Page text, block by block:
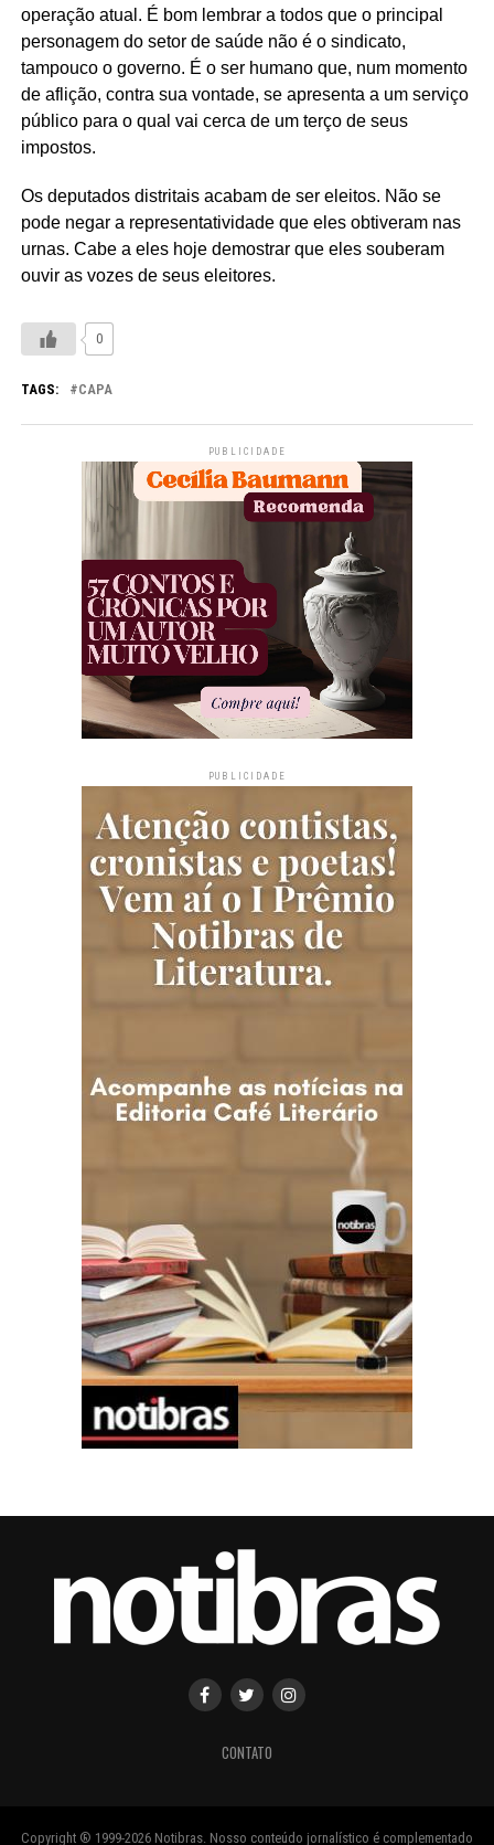
operação atual. É bom lembrar a todos que o principal
personagem do setor de saúde não é o sindicato,
tampouco o governo. É o ser humano que, num momento
de aflição, contra sua vontade, se apresenta a um serviço
público para o qual vai cerca de um terço de seus
impostos.
Os deputados distritais acabam de ser eleitos. Não se
pode negar a representatividade que eles obtiveram nas
urnas. Cabe a eles hoje demostrar que eles souberam
ouvir as vozes de seus eleitores.
0
TAGS: CAPA
PUBLICIDADE
PUBLICIDADE
CONTATO
Copyright ® 1999-2026 Notibras. Nosso conteúdo jornalístico é complementado